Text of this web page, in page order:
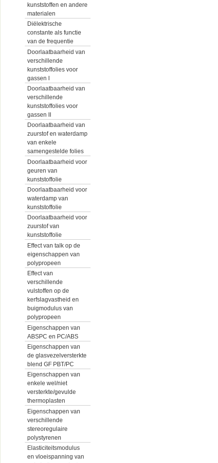
kunststoffen en andere
materialen
Diëlektrische
constante als functie
van de frequentie
Doorlaatbaarheid van
verschillende
kunststoffolies voor
gassen I
Doorlaatbaarheid van
verschillende
kunststoffolies voor
gassen II
Doorlaatbaarheid van
zuurstof en waterdamp
van enkele
samengestelde folies
Doorlaatbaarheid voor
geuren van
kunststoffolie
Doorlaatbaarheid voor
waterdamp van
kunststoffolie
Doorlaatbaarheid voor
zuurstof van
kunststoffolie
Effect van talk op de
eigenschappen van
polypropeen
Effect van
verschillende
vulstoffen op de
kerfslagvastheid en
buigmodulus van
polypropeen
Eigenschappen van
ABSPC en PC/ABS
Eigenschappen van
de glasvezelversterkte
blend GF PBT/PC
Eigenschappen van
enkele wel/niet
versterkte/gevulde
thermoplasten
Eigenschappen van
verschillende
stereoregulaire
polystyrenen
Elasticiteitsmodulus
en vloeispanning van